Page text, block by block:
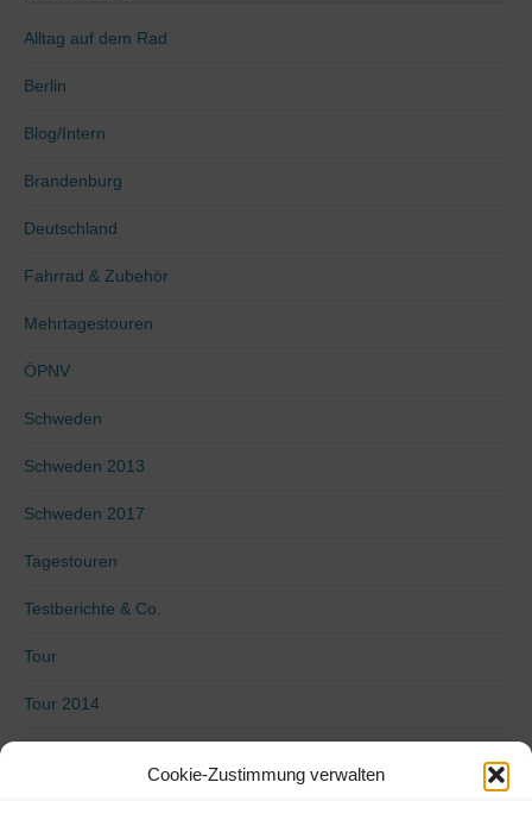
Cookie-Zustimmung verwalten
Alltag auf dem Rad
Berlin
Blog/Intern
Brandenburg
Deutschland
Fahrrad & Zubehör
Mehrtagestouren
ÖPNV
Schweden
Schweden 2013
Schweden 2017
Tagestouren
Testberichte & Co.
Tour
Tour 2014